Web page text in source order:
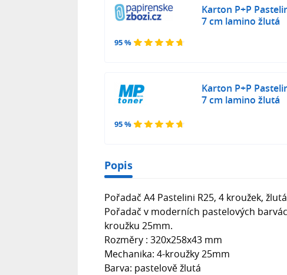
95 %
Karton P+P
7 cm lamino žlutá
95 %
Karton P+P
7 cm lamino žlutá
Popis
Pořadač A4 Pastelini R25, 4 kroužek, žlutá
Pořadač v moderních pastelových
kroužku 25mm.
Rozměry : 320x258x43 mm
Mechanika: 4-kroužky 25mm
Barva: pastelově žlutá